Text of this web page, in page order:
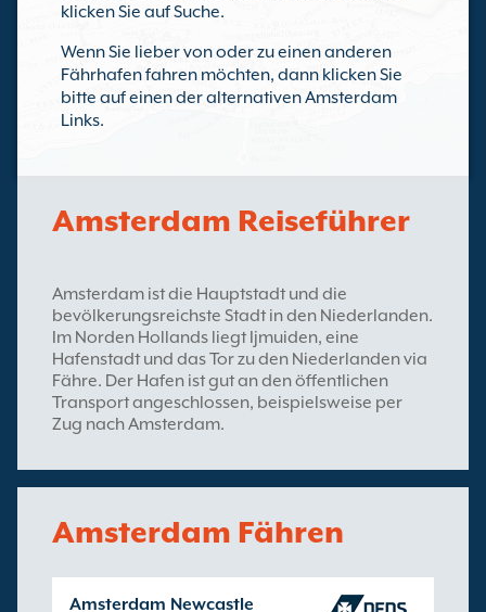
klicken Sie auf Suche.
Wenn Sie lieber von oder zu einen anderen
Fährhafen fahren möchten, dann klicken Sie
bitte auf einen der alternativen Amsterdam
Links.
Amsterdam Reiseführer
Amsterdam ist die Hauptstadt und die
bevölkerungsreichste Stadt in den Niederlanden.
Im Norden Hollands liegt Ijmuiden, eine
Hafenstadt und das Tor zu den Niederlanden via
Fähre. Der Hafen ist gut an den öffentlichen
Transport angeschlossen, beispielsweise per
Zug nach Amsterdam.
Amsterdam Fähren
Amsterdam Newcastle